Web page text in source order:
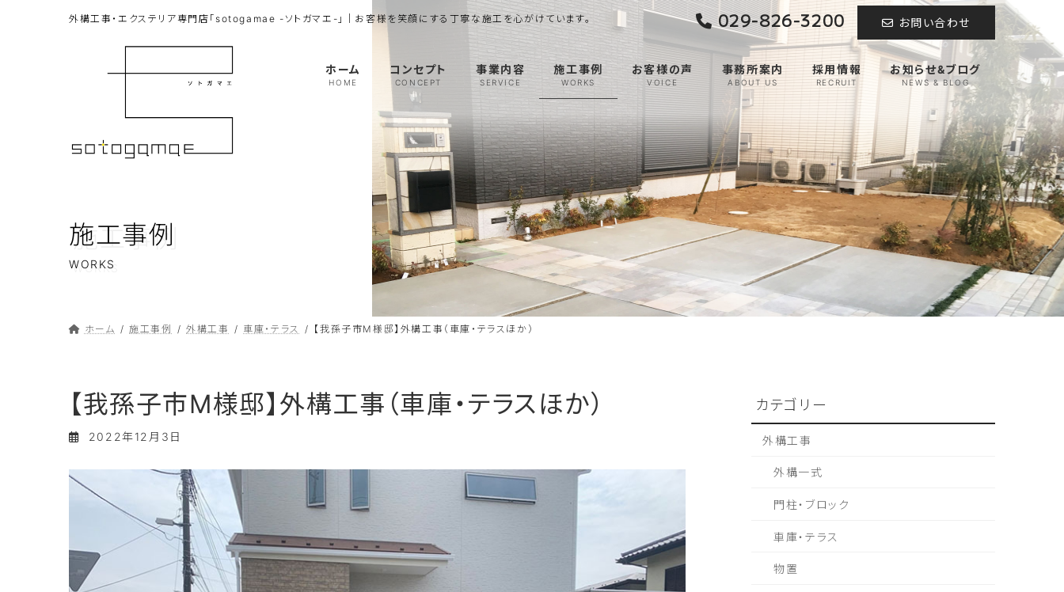
外構工事・エクステリア専門店「sotogamae -ソトガマエ-」｜お客様を笑顔にする丁寧な施工を心がけています。 029-826-3200 お問い合わせ
ホーム
HOME
コンセプト
CONCEPT
事業内容
SERVICE
施工事例
WORKS
お客様の声
VOICE
事務所案内
ABOUT US
採用情報
RECRUIT
お知らせ&ブログ
NEWS & BLOG
施工事例
WORKS
ホーム 施工事例 外構工事 車庫・テラス 【我孫子市M様邸】外構工事（車庫・テラスほか）
【我孫子市M様邸】外構工事（車庫・テラスほか）
2022年12月3日
カテゴリー
外構工事
外構一式
門柱・ブロック
車庫・テラス
物置